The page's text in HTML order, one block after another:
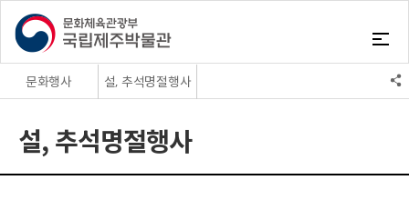
설, 추석명절행사
문화행사
문화행사
교육자료실
온라인배움터
설, 추석명절행사
설, 추석명절행사
어린이문화재그리기
문화가 있는날